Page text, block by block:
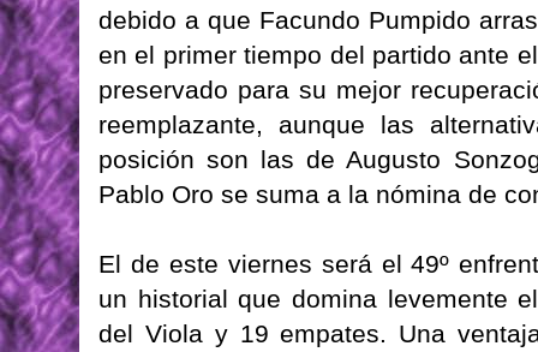
debido a que Facundo Pumpido
en el primer tiempo del partido ante
preservado para su mejor
reemplazante, aunque las
posición son las de Augusto
Pablo Oro se suma a la nómina de
El de este viernes será el 49º
un historial que domina levemente
del Viola y 19 empates. Una